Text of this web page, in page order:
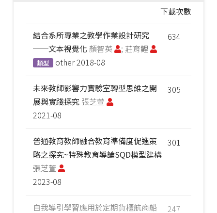
下載次數
634
結合系所專業之教學作業設計研究
──文本視覺化 顏智英 ; 莊育鲤
類型 other2018-08
305
未來教師影響力實驗室轉型思維之開
展與實踐探究 張芝萱
2021-08
301
普通教育教師融合教育準備度促進策
略之探究~特殊教育導論SQD模型建構
張芝萱
2023-08
247
自我導引學習應用於定期貨櫃航商船